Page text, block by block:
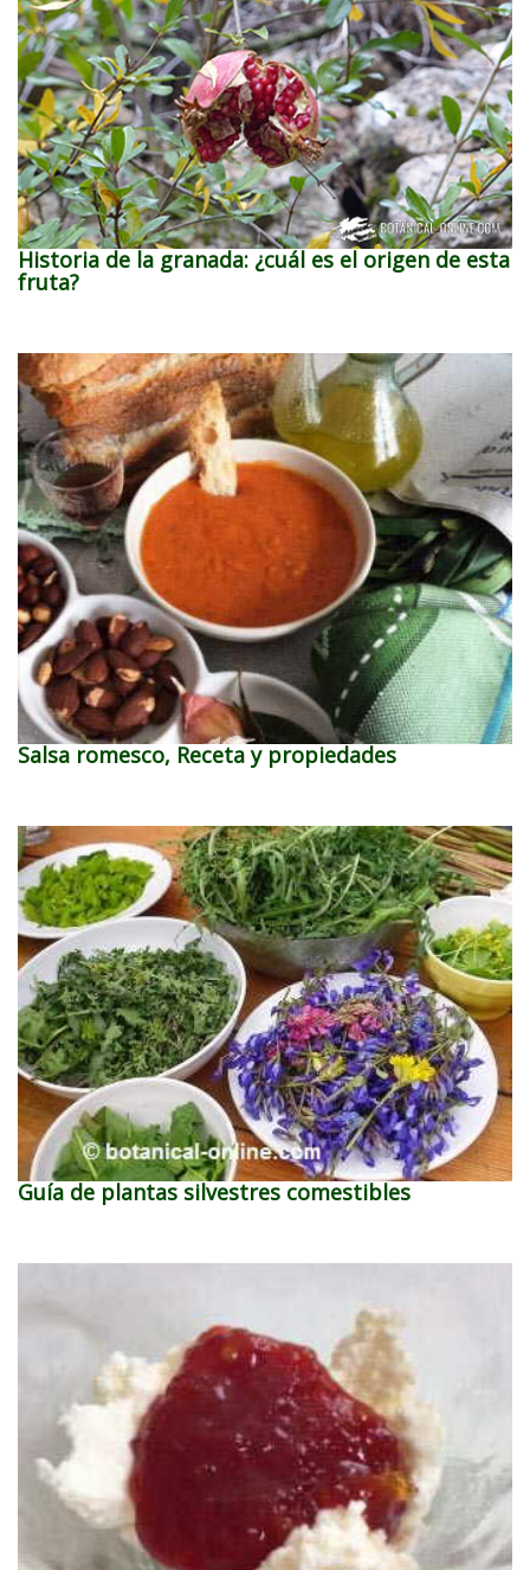
Historia de la granada: ¿cuál es el origen de esta
fruta?
Salsa romesco, Receta y propiedades
Guía de plantas silvestres comestibles